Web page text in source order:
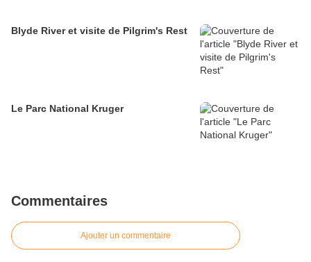
Blyde River et visite de Pilgrim's Rest
Le Parc National Kruger
Commentaires
Ajouter un commentaire